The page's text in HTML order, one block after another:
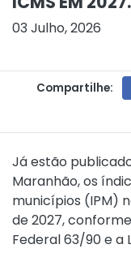
03 Julho, 2026
Compartilhe:
Já estão
Maranhão, os
municípios (IPM)
de 2027,
Federal 63/90 e a